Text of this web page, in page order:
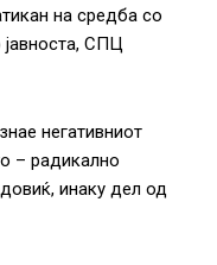
на средба со
јавноста, СПЦ
негативниот
– радикално
инаку дел од